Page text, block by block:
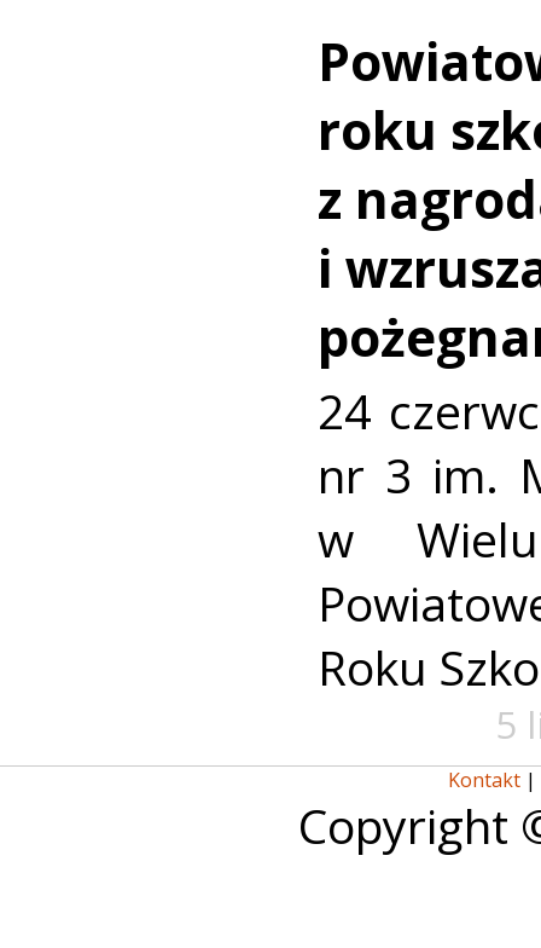
roku
z
i
24
nr 3 im.
w
Roku
5
Kontakt |
Copyright